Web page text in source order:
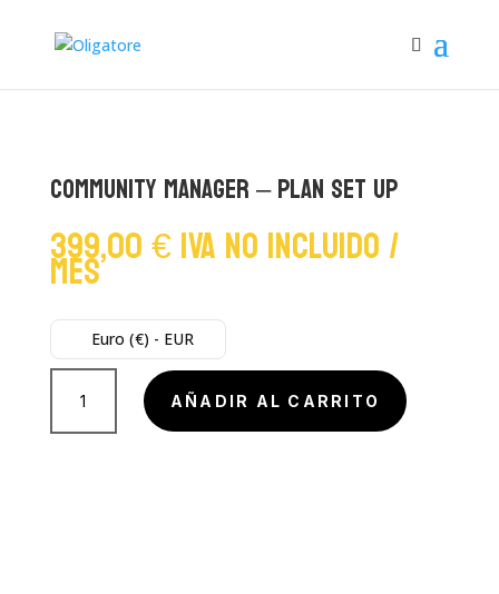
Community Manager – Plan Set Up
399,00€IVA No Incluido/
mes
Euro (€) - EUR
Community
Manager
-
AÑADIR AL CARRITO